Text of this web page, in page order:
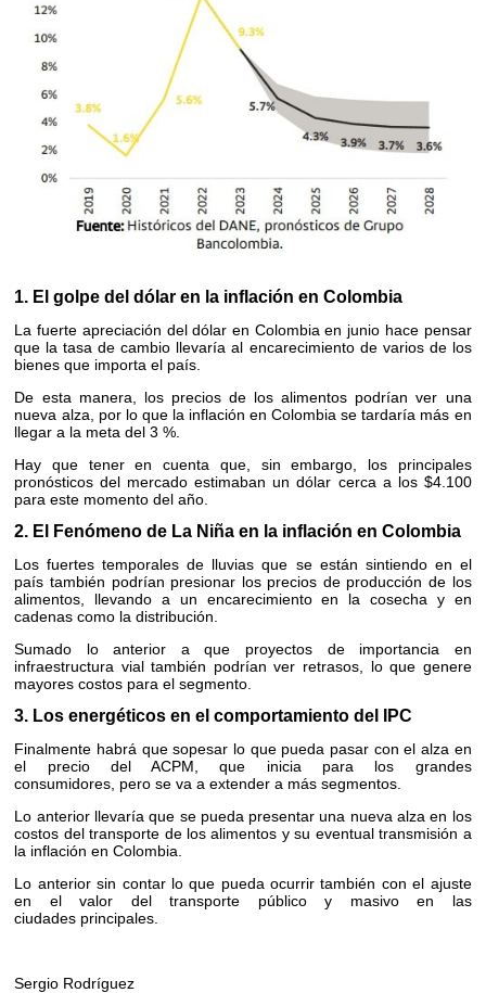
1. El golpe del dólar en la inflación en Colombia
La fuerte apreciación del dólar en Colombia en junio hace pensar
que la tasa de cambio llevaría al encarecimiento de varios de los
bienes que importa el país.
De esta manera, los precios de los alimentos podrían ver una
nueva alza, por lo que la inflación en Colombia se tardaría más en
llegar a la meta del 3 %.
Hay que tener en cuenta que, sin embargo, los principales
pronósticos del mercado estimaban un dólar cerca a los $4.100
para este momento del año.
2. El Fenómeno de La Niña en la inflación en Colombia
Los fuertes temporales de lluvias que se están sintiendo en el
país también podrían presionar los precios de producción de los
alimentos, llevando a un encarecimiento en la cosecha y en
cadenas como la distribución.
Sumado lo anterior a que proyectos de importancia en
infraestructura vial también podrían ver retrasos, lo que genere
mayores costos para el segmento.
3. Los energéticos en el comportamiento del IPC
Finalmente habrá que sopesar lo que pueda pasar con el alza en
el precio del ACPM, que inicia para los grandes
consumidores, pero se va a extender a más segmentos.
Lo anterior llevaría que se pueda presentar una nueva alza en los
costos del transporte de los alimentos y su eventual transmisión a
la inflación en Colombia.
Lo anterior sin contar lo que pueda ocurrir también con el ajuste
en el valor del transporte público y masivo en las
ciudades principales.
Sergio Rodríguez